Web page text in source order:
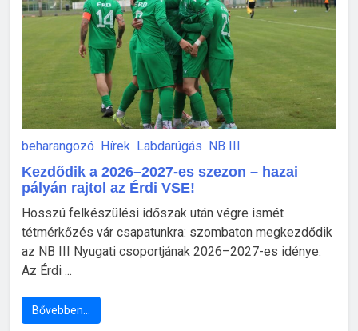
beharangozó Hírek Labdarúgás NB III
Kezdődik a 2026–2027-es szezon – hazai
pályán rajtol az Érdi VSE!
Hosszú felkészülési időszak után végre ismét
tétmérkőzés vár csapatunkra: szombaton megkezdődik
az NB III Nyugati csoportjának 2026–2027-es idénye.
Az Érdi ...
Bővebben…